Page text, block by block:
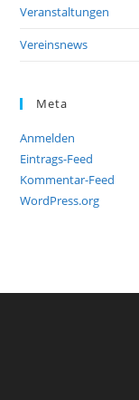
Veranstaltungen
Vereinsnews
Meta
Anmelden
Eintrags-Feed
Kommentar-Feed
WordPress.org